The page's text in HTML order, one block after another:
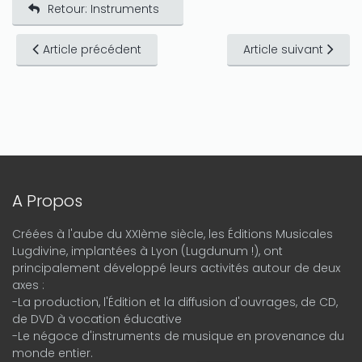
Retour: Instruments
Article précédent Article suivant
A Propos
Créées à l'aube du XXIème siècle, les Éditions Musicales
Lugdivine, implantées à Lyon (Lugdunum !), ont
principalement développé leurs activités autour de deux
axes :
-La production, l'Édition et la diffusion d'ouvrages, de CD,
de DVD à vocation éducative
-Le négoce d'instruments de musique en provenance du
monde entier.